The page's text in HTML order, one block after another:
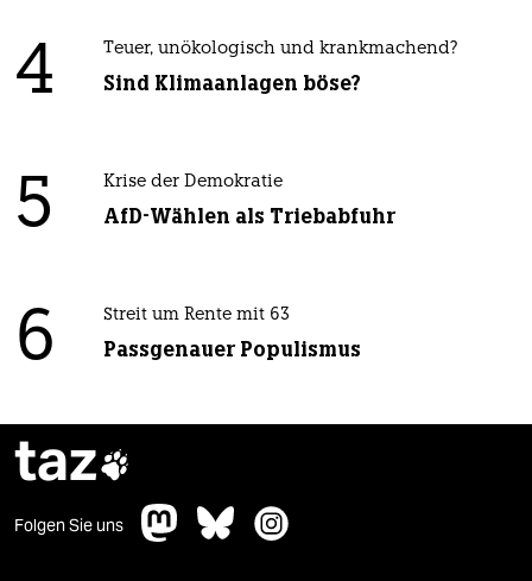
4 Teuer, unökologisch und krankmachend?
Sind Klimaanlagen böse?
5 Krise der Demokratie
AfD-Wählen als Triebabfuhr
6 Streit um Rente mit 63
Passgenauer Populismus
taz
Folgen Sie uns